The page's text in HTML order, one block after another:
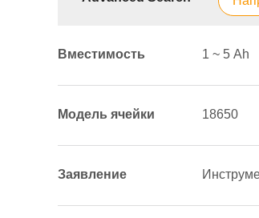
Вместимость 1 ~ 5 Аh
Модель ячейки 18650
Заявление